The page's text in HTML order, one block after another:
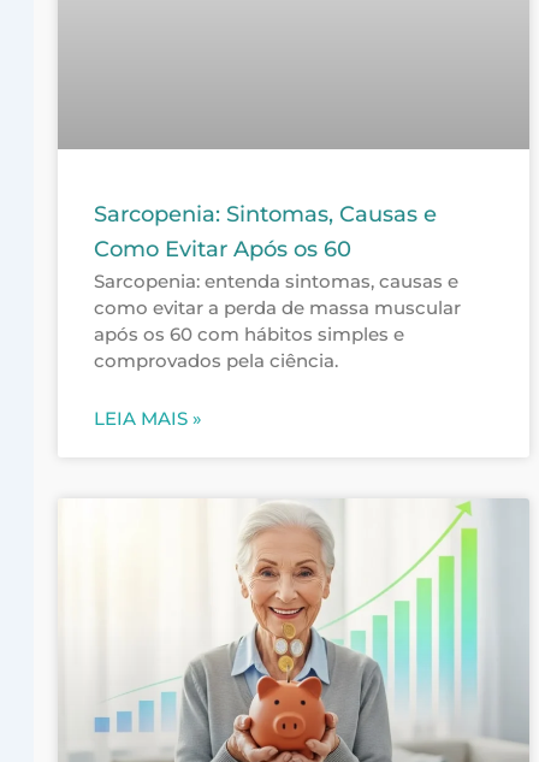
Sarcopenia: Sintomas, Causas e
Como Evitar Após os 60
Sarcopenia: entenda sintomas, causas e
como evitar a perda de massa muscular
após os 60 com hábitos simples e
comprovados pela ciência.
LEIA MAIS »